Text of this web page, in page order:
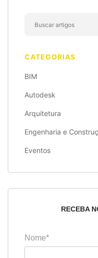
CATEGORIAS
BIM
Autodesk
Arquitetura
Engenharia e
Eventos
RECEBA
Nome*